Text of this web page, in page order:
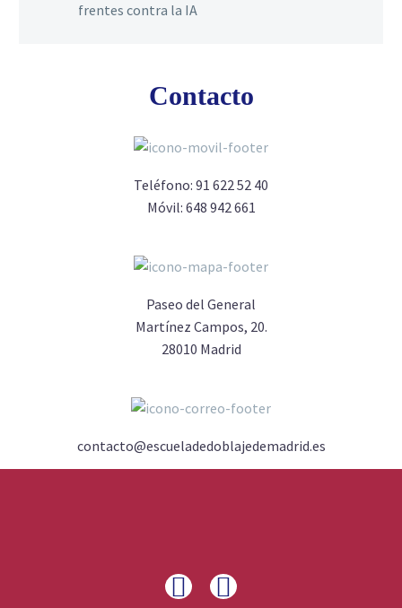
frentes contra la IA
Contacto
Teléfono: 91 622 52 40
Móvil: 648 942 661
Paseo del General
Martínez Campos, 20.
28010 Madrid
contacto@escueladedoblajedemadrid.es